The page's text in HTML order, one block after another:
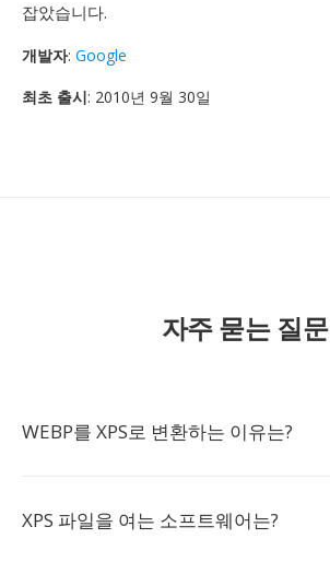
잡았습니다.
개발자: Google
최초 출시: 2010년 9월 30일
자주 묻는 질문
WEBP를 XPS로 변환하는 이유는?
XPS 파일을 여는 소프트웨어는?